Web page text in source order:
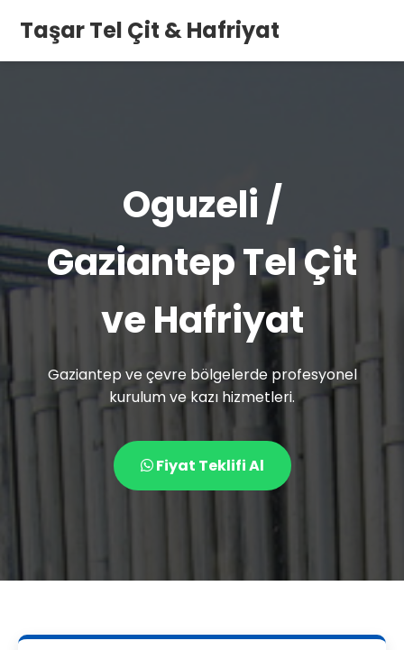
Taşar Tel Çit & Hafriyat
Oguzeli /
Gaziantep Tel Çit
ve Hafriyat
Gaziantep ve çevre bölgelerde profesyonel
kurulum ve kazı hizmetleri.
Fiyat Teklifi Al